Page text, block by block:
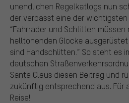
unendlichen Regelkatlogs nun
der verpasst eine der
“Fahrräder und Schlitten
helltönenden Glocke
sind Handschlitten.” So steht es
deutschen
Santa Claus diesen Beitrag und
zukünftig entsprechend aus. Für
Reise!